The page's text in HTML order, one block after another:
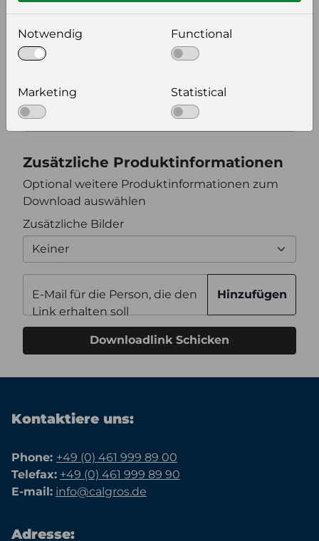
Bildeinstellungen
Bildauflösung
Zusätzliche Produktinformationen
Optional weitere Produktinformationen zum
Download auswählen
Zusätzliche Bilder
Keiner
E-Mail für die Person, die den
Link erhalten soll
Hinzufügen
Downloadlink Schicken
Kontaktiere uns:
Phone: +49 (0) 461 999 89 00
Telefax: +49 (0) 461 999 89 90
E-mail: info@calgros.de
Adresse:
Notwendig Functional
Marketing Statistical